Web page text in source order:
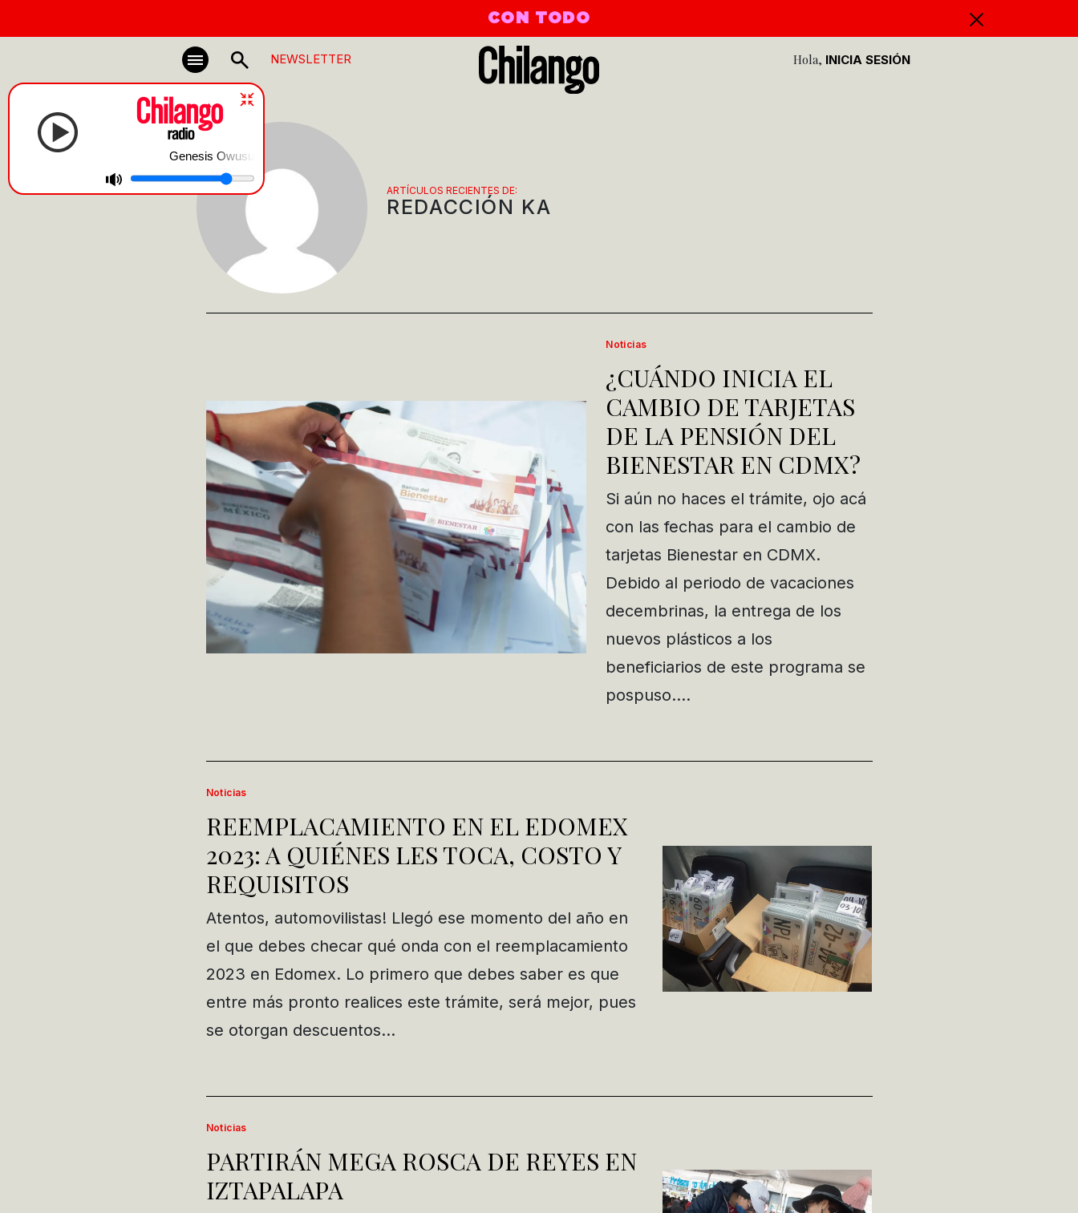
CON TODO
NEWSLETTER Hola, INICIA SESIÓN
Genesis Owusu | PIRATE RADIO
ARTÍCULOS RECIENTES DE:
REDACCIÓN KA
Noticias
¿CUÁNDO INICIA EL
CAMBIO DE TARJETAS
DE LA PENSIÓN DEL
BIENESTAR EN CDMX?
Si aún no haces el trámite, ojo acá
con las fechas para el cambio de
tarjetas Bienestar en CDMX.
Debido al periodo de vacaciones
decembrinas, la entrega de los
nuevos plásticos a los
beneficiarios de este programa se
pospuso….
Noticias
REEMPLACAMIENTO EN EL EDOMEX
2023: A QUIÉNES LES TOCA, COSTO Y
REQUISITOS
Atentos, automovilistas! Llegó ese momento del año en
el que debes checar qué onda con el reemplacamiento
2023 en Edomex. Lo primero que debes saber es que
entre más pronto realices este trámite, será mejor, pues
se otorgan descuentos…
Noticias
PARTIRÁN MEGA ROSCA DE REYES EN
IZTAPALAPA